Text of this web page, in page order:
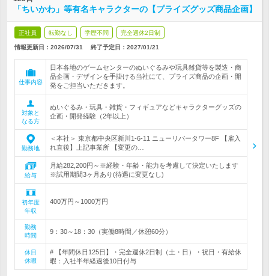
「ちいかわ」等有名キャラクターの【プライズグッズ商品企画】
正社員 転勤なし 学歴不問 完全週休2日制
情報更新日：2026/07/31 終了予定日： 2027/01/21
仕事内容
日本各地のゲームセンターのぬいぐるみや玩具雑貨等を製造・商
品企画・デザインを手掛ける当社にて、プライズ商品の企画・開
発をご担当いただきます。
対象と
なる方
ぬいぐるみ・玩具・雑貨・フィギュアなどキャラクターグッズの
企画・開発経験（2年以上）
勤務地
＜本社＞ 東京都中央区新川1-6-11 ニューリバータワー8F 【雇入
れ直後】上記事業所 【変更の…
給与
月給282,200円～※経験・年齢・能力を考慮して決定いたします
※試用期間3ヶ月あり(待遇に変更なし)
初年度
年収
400万円～1000万円
勤務
時間
9：30～18：30（実働8時間／休憩60分）
休日
休暇
# 【年間休日125日】・完全週休2日制（土・日）・祝日・有給休
暇：入社半年経過後10日付与